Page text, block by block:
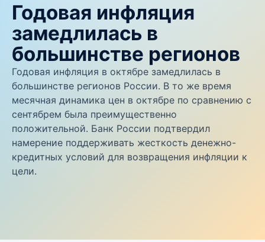
Годовая инфляция
замедлилась в
большинстве регионов
Годовая инфляция в октябре замедлилась в
большинстве регионов России. В то же время
месячная динамика цен в октябре по сравнению с
сентябрем была преимущественно
положительной. Банк России подтвердил
намерение поддерживать жесткость денежно-
кредитных условий для возвращения инфляции к
цели.